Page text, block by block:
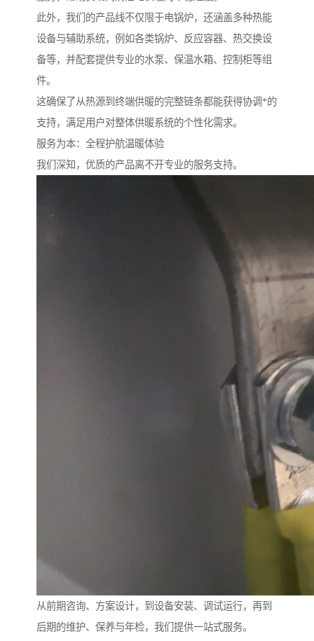
此外，我们的产品线不仅限于电锅炉，还涵盖多种热能
设备与辅助系统，例如各类锅炉、反应容器、热交换设
备等，并配套提供专业的水泵、保温水箱、控制柜等组
件。
这确保了从热源到终端供暖的完整链条都能获得协调*的
支持，满足用户对整体供暖系统的个性化需求。
服务为本：全程护航温暖体验
我们深知，优质的产品离不开专业的服务支持。
从前期咨询、方案设计，到设备安装、调试运行，再到
后期的维护、保养与年检，我们提供一站式服务。